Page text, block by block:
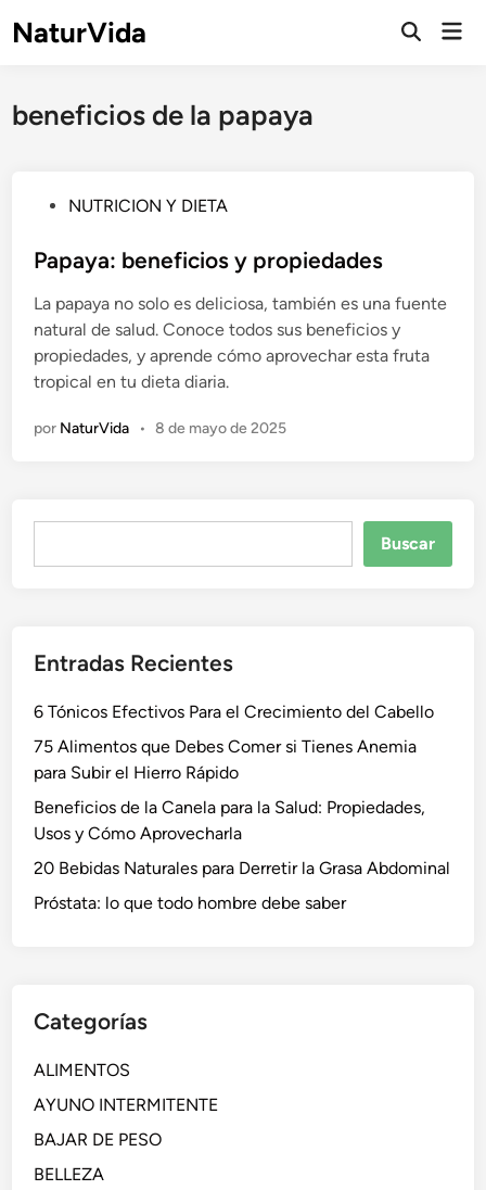
NaturVida
Abrir
beneficios de la papaya
b
i
c
a
d
e
NUTRICION Y DIETA
Papaya: beneficios y propiedades
La papaya no solo es deliciosa, también es una fuente
natural de salud. Conoce todos sus beneficios y
propiedades, y aprende cómo aprovechar esta fruta
tropical en tu dieta diaria.
por NaturVida • 8 de mayo de 2025
Buscar
Entradas Recientes
6 Tónicos Efectivos Para el Crecimiento del Cabello
75 Alimentos que Debes Comer si Tienes Anemia
para Subir el Hierro Rápido
Beneficios de la Canela para la Salud: Propiedades,
Usos y Cómo Aprovecharla
20 Bebidas Naturales para Derretir la Grasa Abdominal
Próstata: lo que todo hombre debe saber
Categorías
ALIMENTOS
AYUNO INTERMITENTE
BAJAR DE PESO
BELLEZA